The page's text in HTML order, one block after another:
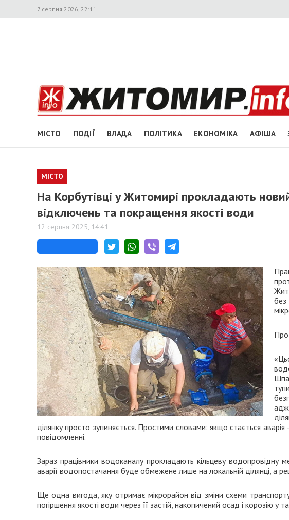
7 серпня 2026, 22:11
МІСТО ПОДІЇ ВЛАДА ПОЛІТИКА ЕКОНОМІКА АФІША
МІСТО
На Корбутівці у Житомирі прокладають
відключень та покращення якості води
12 серпня 2025, 14:41
ділянку просто зупиняється. Простими словами: якщо стається
повідомленні.
Зараз працівники водоканалу прокладають кільцеву водопровідну
аварії водопостачання буде обмежене лише на локальній ділянці, а
Ще одна вигода, яку отримає мікрорайон від зміни схеми
погіршення якості води через її застій, накопичений осад і корозію у